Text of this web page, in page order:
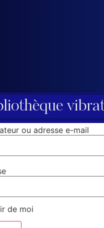
ou adresse e-mail
de moi